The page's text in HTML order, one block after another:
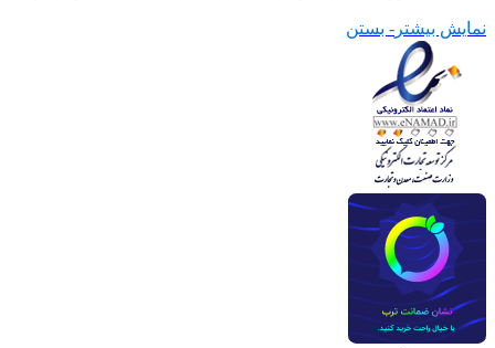
نمایش بیشتر - بستن